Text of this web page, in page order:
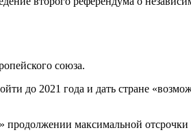
союза.
до 2021 года и дать стране
максимальной отсрочки